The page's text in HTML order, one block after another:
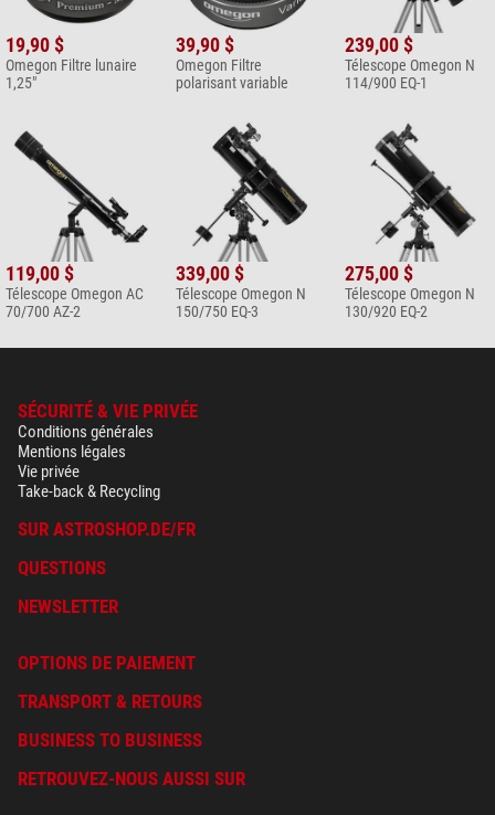
19,90 $
Omegon Filtre lunaire
1,25"
39,90 $
Omegon Filtre
polarisant variable
239,00 $
Télescope Omegon N
114/900 EQ-1
119,00 $
Télescope Omegon AC
70/700 AZ-2
339,00 $
Télescope Omegon N
150/750 EQ-3
275,00 $
Télescope Omegon N
130/920 EQ-2
SÉCURITÉ & VIE PRIVÉE
Conditions générales
Mentions légales
Vie privée
Take-back & Recycling
SUR ASTROSHOP.DE/FR
QUESTIONS
NEWSLETTER
OPTIONS DE PAIEMENT
TRANSPORT & RETOURS
BUSINESS TO BUSINESS
RETROUVEZ-NOUS AUSSI SUR